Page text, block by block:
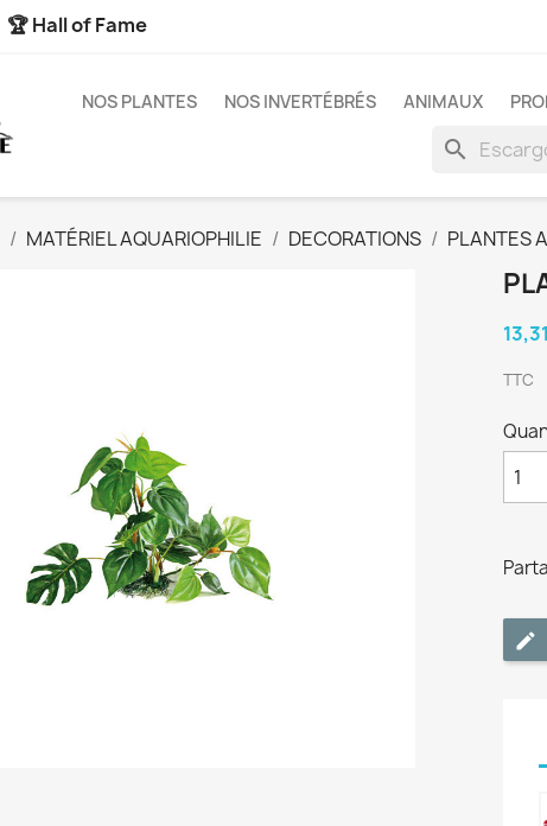
🏆 Hall of Fame
NOS PLANTES NOS INVERTÉBRÉS ANIMAUX
search
MATÉRIEL AQUARIOPHILIE DECORATIONS PLANTES
TTC